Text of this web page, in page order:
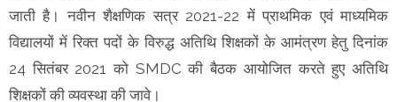
जाती है। नवीन शैक्षणिक सत्र 2021-22 में प्राथमिक एवं माध्यमिक
विद्यालयों में रिक्त पदों के विरुद्ध अतिथि शिक्षकों के आमंत्रण हेतु दिनांक
24 सितंबर 2021 को SMDC की बैठक आयोजित करते हुए अतिथि
शिक्षकों की व्यवस्था की जावे।